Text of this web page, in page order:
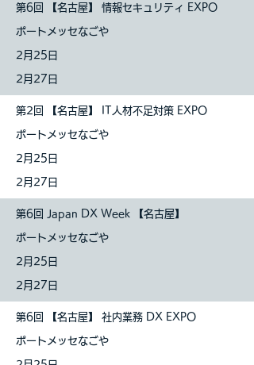
第6回 【名古屋】 情報セキュリティ EXPO
ポートメッセなごや
2月25日
2月27日
第2回 【名古屋】 IT人材不足対策 EXPO
ポートメッセなごや
2月25日
2月27日
第6回 Japan DX Week 【名古屋】
ポートメッセなごや
2月25日
2月27日
第6回 【名古屋】 社内業務 DX EXPO
ポートメッセなごや